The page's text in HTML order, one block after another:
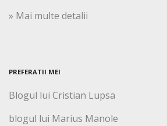
» Mai multe detalii
PREFERATII MEI
Blogul lui Cristian Lupsa
blogul lui Marius Manole